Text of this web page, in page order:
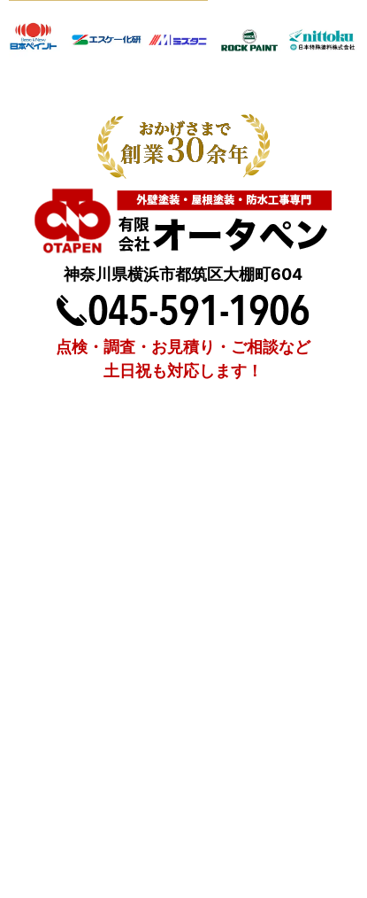
神奈川県横浜市都筑区大棚町604
点検・調査・お見積り・ご相談など
土日祝も対応します！